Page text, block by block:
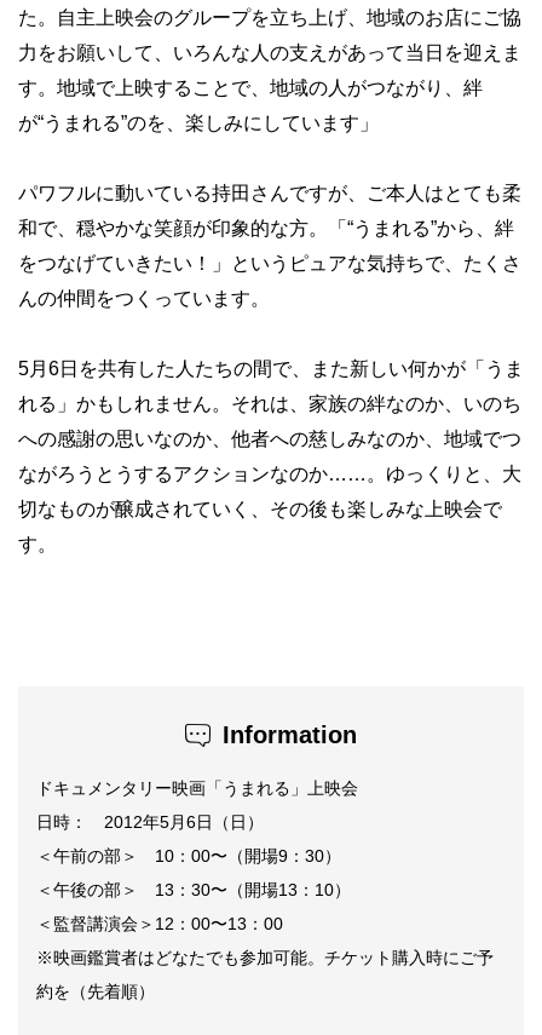
た。自主上映会のグループを立ち上げ、地域のお店にご協
力をお願いして、いろんな人の支えがあって当日を迎えま
す。地域で上映することで、地域の人がつながり、絆
が“うまれる”のを、楽しみにしています」
パワフルに動いている持田さんですが、ご本人はとても柔
和で、穏やかな笑顔が印象的な方。「“うまれる”から、絆
をつなげていきたい！」というピュアな気持ちで、たくさ
んの仲間をつくっています。
5月6日を共有した人たちの間で、また新しい何かが「うま
れる」かもしれません。それは、家族の絆なのか、いのち
への感謝の思いなのか、他者への慈しみなのか、地域でつ
ながろうとうするアクションなのか……。ゆっくりと、大
切なものが醸成されていく、その後も楽しみな上映会で
す。
Information
ドキュメンタリー映画「うまれる」上映会
日時： 2012年5月6日（日）
＜午前の部＞ 10：00〜（開場9：30）
＜午後の部＞ 13：30〜（開場13：10）
＜監督講演会＞12：00〜13：00
※映画鑑賞者はどなたでも参加可能。チケット購入時にご予
約を（先着順）